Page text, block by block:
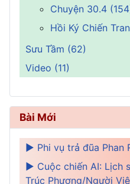
Chuyện 30.4
Hồi Ký Chiến
Sưu Tầm (62)
Video (11)
Bài Mới
► Phi vụ trả đũa Phan
► Cuộc chiến AI: Lịch
Trúc Phương/Người